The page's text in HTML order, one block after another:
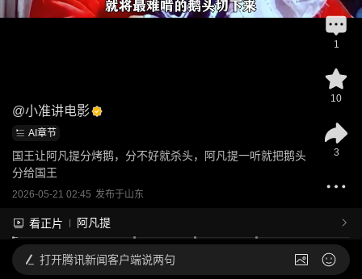
@小准讲电影
AI章节
国王让阿凡提分烤鹅，分不好就杀头，阿凡提一听就把鹅头
分给国王
2026-05-21 02:45 发布于山东
看正片 阿凡提
1
10
3
打开腾讯新闻客户端说两句